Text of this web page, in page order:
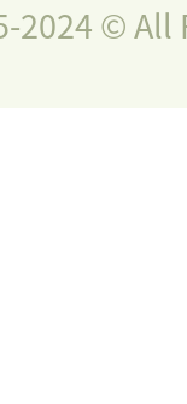
2024 © All